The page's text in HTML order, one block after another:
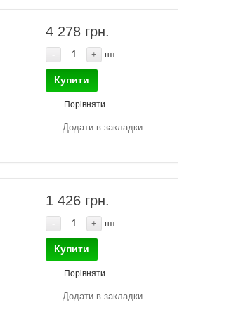
4 278 грн.
- + шт
Купити
Порівняти
Додати в закладки
1 426 грн.
- + шт
Купити
Порівняти
Додати в закладки